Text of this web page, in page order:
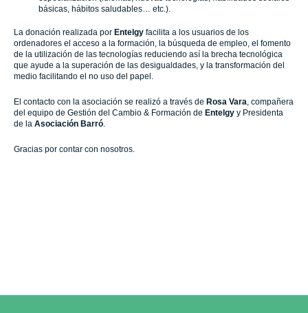
básicas, hábitos saludables… etc.).
La donación realizada por Entelgy facilita a los usuarios de los
ordenadores el acceso a la formación, la búsqueda de empleo, el fomento
de la utilización de las tecnologías reduciendo así la brecha tecnológica
que ayude a la superación de las desigualdades, y la transformación del
medio facilitando el no uso del papel.
El contacto con la asociación se realizó a través de Rosa Vara, compañera
del equipo de Gestión del Cambio & Formación de Entelgy y Presidenta
de la Asociación Barró.
Gracias por contar con nosotros.